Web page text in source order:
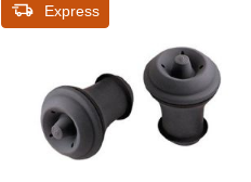
Express